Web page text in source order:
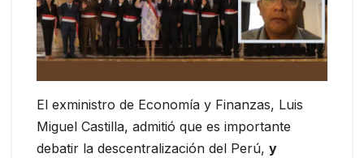
El exministro de Economía y Finanzas, Luis
Miguel Castilla, admitió que es importante
debatir la descentralización del Perú, y